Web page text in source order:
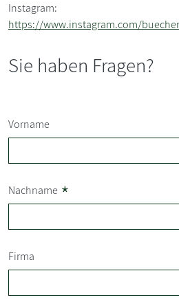
Instagram:
https://www.instagram.com/
Sie haben Fragen?
Vorname
Nachname *
Firma